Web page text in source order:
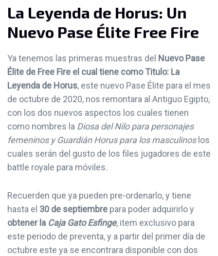
La Leyenda de Horus: Un
Nuevo Pase Élite Free Fire
Ya tenemos las primeras muestras del Nuevo Pase
Élite de Free Fire el cual tiene como Titulo: La
Leyenda de Horus, este nuevo Pase Élite para el mes
de octubre de 2020, nos remontara al Antiguo Egipto,
con los dos nuevos aspectos los cuales tienen
como nombres la Diosa del Nilo para personajes
femeninos y Guardián Horus para los masculinoslos
cuales serán del gusto de los files jugadores de este
battle royale para móviles.
Recuerden que ya pueden pre-ordenarlo, y tiene
hasta el 30 de septiembre para poder adquirirlo y
obtener la Caja Gato Esfinge, item exclusivo para
este periodo de preventa, y a partir del primer día de
octubre este ya se encontrara disponible con dos